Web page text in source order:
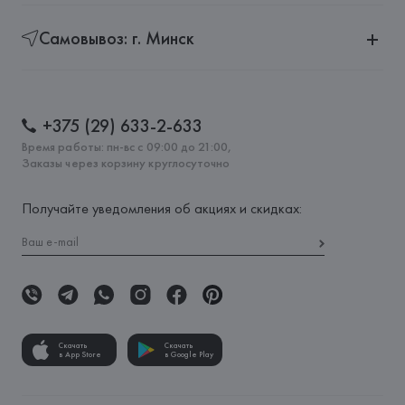
Самовывоз: г. Минск
+375 (29) 633-2-633
Время работы: пн-вс с 09:00 до 21:00,
Заказы через корзину круглосуточно
Получайте уведомления об акциях и скидках:
Скачать
в App Store
Скачать
в Google Play